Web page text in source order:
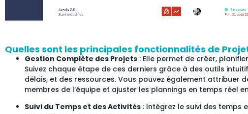
Quelles sont les principales fonctionnalités de
Gestion Complète des Projets : Elle permet de créer,
Suivez chaque étape de ces derniers grâce à des outils
délais, et des ressources. Vous pouvez également attribuer
membres de l’équipe et ajuster les plannings en temps réel
Suivi du Temps et des Activités : Intégrez le suivi des temps